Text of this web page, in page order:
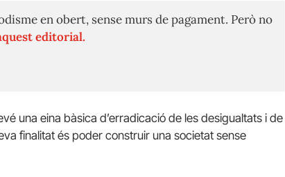
en obert, sense murs de pagament. Però no
editorial.
una eina bàsica d’erradicació de les desigualtats i de
finalitat és poder construir una societat sense